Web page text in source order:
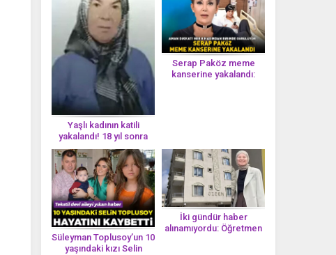
Yaşlı kadının katili
yakalandı! 18 yıl sonra
tek bir DNA iziyle
çözüldü!
Serap Paköz meme
kanserine yakalandı:
Süleyman Toplusoy’un 10
yaşındaki kızı Selin
İki gündür haber
alınamıyordu: Öğretmen